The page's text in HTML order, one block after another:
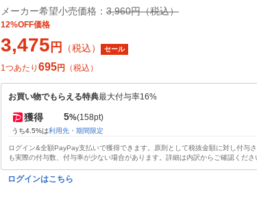
メーカー希望小売価格： 3,960円（税込）
12%OFF価格
3,475 円 （税込） セール
1つあたり 695円 （税込）
お買い物でもらえる特典最大付与率16%
獲得 5%(158pt)
うち4.5%は利用先・期間限定
ログイン&全額PayPay支払いで獲得できます。原則として税抜金額に対し付与
も実際の付与数、付与率が少ない場合があります。詳細は内訳からご確認くださ
ログインはこちら